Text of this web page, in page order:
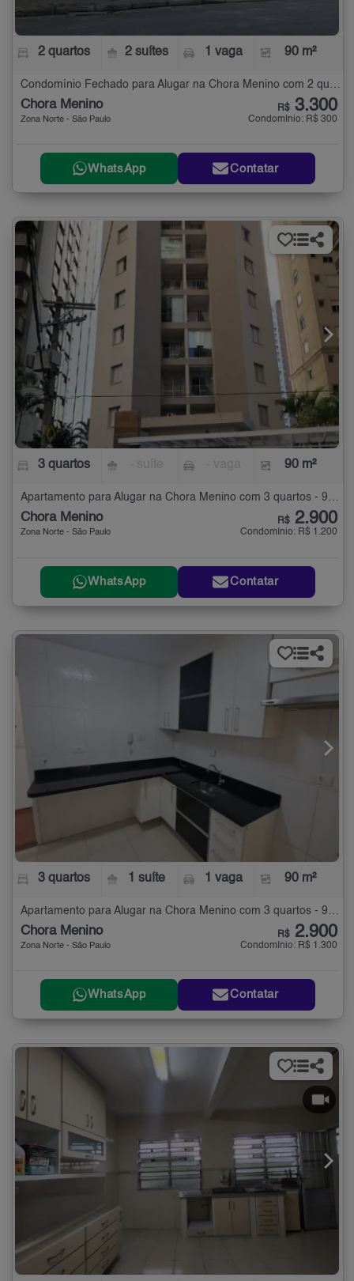
2 quartos 2 suítes 1 vaga 90 m²
Condomínio Fechado para Alugar na Chora Menino com 2 quartos - 90 m²
Chora Menino
Zona Norte - São Paulo
R$ 3.300
Condomínio: R$ 300
WhatsApp Contatar
3 quartos 90 m²
Apartamento para Alugar na Chora Menino com 3 quartos - 90 m²
Chora Menino
Zona Norte - São Paulo
R$ 2.900
Condomínio: R$ 1.200
WhatsApp Contatar
3 quartos 1 suíte 1 vaga 90 m²
Chora Menino
Zona Norte - São Paulo
R$ 2.900
Condomínio: R$ 1.300
WhatsApp Contatar